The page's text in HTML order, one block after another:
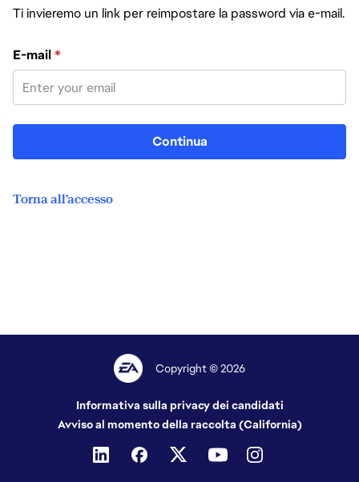
Ti invieremo un link per reimpostare la password via e-mail.
Reimposta la password col tuo indirizzo e-mail
E-mail*
Continua
Torna all'accesso
Copyright © 2026
Informativa sulla privacy dei candidati
Avviso al momento della raccolta (California)